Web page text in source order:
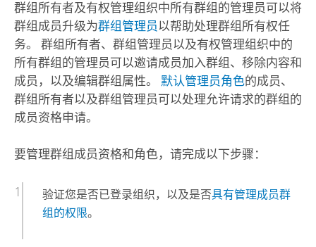
群组所有者及有权管理组织中所有群组的管理员可以将
群组成员升级为群组管理员 以帮助处理群组所有权任
务。 群组所有者、群组管理员以及有权管理组织中的
所有群组的管理员可以邀请成员加入群组、移除内容和
成员，以及编辑群组属性。 默认管理员角色的成员、
群组所有者以及群组管理员可以处理允许请求的群组的
成员资格申请。
要管理群组成员资格和角色，请完成以下步骤：
验证您是否已登录组织，以及是否具有管理成员群
组的权限。